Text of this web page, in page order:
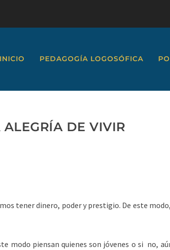
INICIO PEDAGOGÍA LOGOSÓFICA
ALEGRÍA DE VIVIR
tener dinero, poder y prestigio. De este
modo piensan quienes son jóvenes o si no,